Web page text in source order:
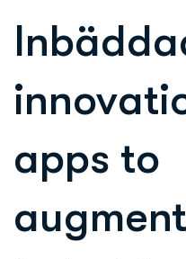
apps to